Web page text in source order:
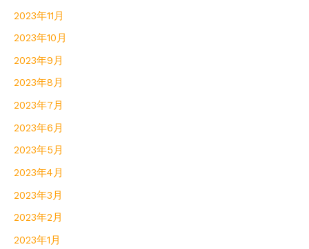
2023年11月
2023年10月
2023年9月
2023年8月
2023年7月
2023年6月
2023年5月
2023年4月
2023年3月
2023年2月
2023年1月